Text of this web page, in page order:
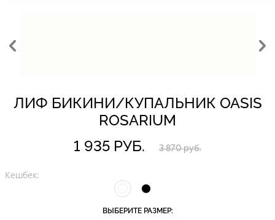
ЛИФ БИКИНИ/КУПАЛЬНИК OASIS
ROSARIUM
1 935 РУБ.
3 870 руб.
Кешбек:
ВЫБЕРИТЕ РАЗМЕР: